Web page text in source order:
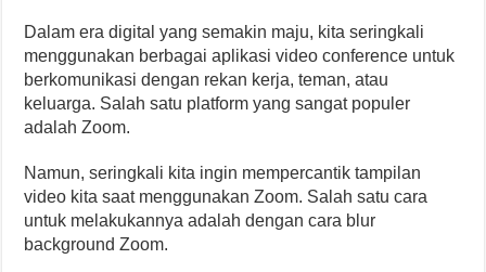
Dalam era digital yang semakin maju, kita seringkali
menggunakan berbagai aplikasi video conference untuk
berkomunikasi dengan rekan kerja, teman, atau
keluarga. Salah satu platform yang sangat populer
adalah Zoom.
Namun, seringkali kita ingin mempercantik tampilan
video kita saat menggunakan Zoom. Salah satu cara
untuk melakukannya adalah dengan cara blur
background Zoom.